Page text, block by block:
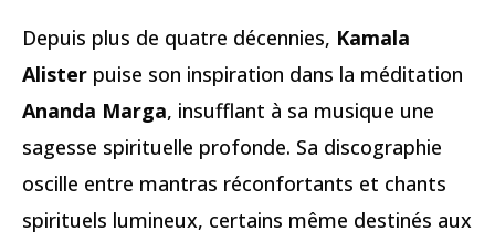
Depuis plus de quatre décennies, Kamala
Alister puise son inspiration dans la méditation
Ananda Marga, insufflant à sa musique une
sagesse spirituelle profonde. Sa discographie
oscille entre mantras réconfortants et chants
spirituels lumineux, certains même destinés aux